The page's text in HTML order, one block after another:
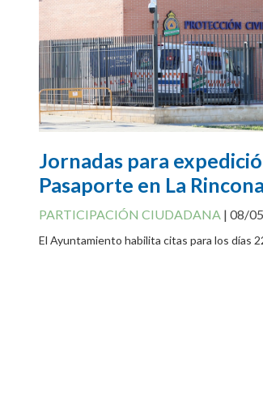
Jornadas para
Pasaporte en La
PARTICIPACIÓN CIUDADANA | 08/
El Ayuntamiento habilita citas para los días